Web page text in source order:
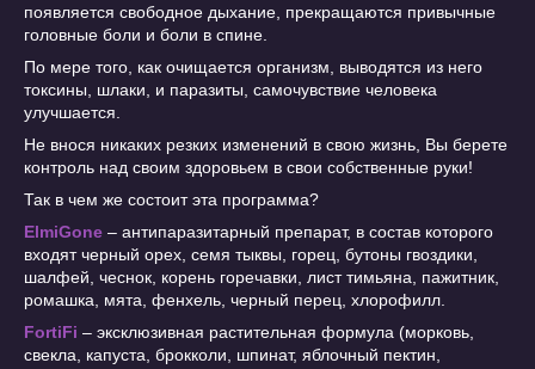
появляется свободное дыхание, прекращаются привычные
головные боли и боли в спине.
По мере того, как очищается организм, выводятся из него
токсины, шлаки, и паразиты, самочувствие человека
улучшается.
Не внося никаких резких изменений в свою жизнь, Вы берете
контроль над своим здоровьем в свои собственные руки!
Так в чем же состоит эта программа?
ElmiGone – антипаразитарный препарат, в состав которого
входят черный орех, семя тыквы, горец, бутоны гвоздики,
шалфей, чеснок, корень горечавки, лист тимьяна, пажитник,
ромашка, мята, фенхель, черный перец, хлорофилл.
FortiFi – эксклюзивная растительная формула (морковь,
свекла, капуста, брокколи, шпинат, яблочный пектин,